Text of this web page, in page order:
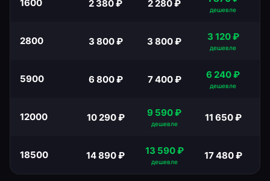
1600 2 380₽ 2 280₽
дешевле
2800 3 800₽ 3 800₽ 3 120₽
дешевле
5900 6 800₽ 7 400₽ 6 240₽
дешевле
12000 10 290₽ 9 590₽
дешевле
11 650₽
18500 14 890₽ 13 590₽
дешевле
17 480₽